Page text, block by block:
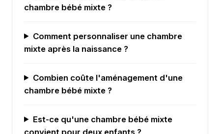
chambre bébé mixte ?
Comment personnaliser une chambre
mixte après la naissance ?
Combien coûte l'aménagement d'une
chambre bébé mixte ?
Est-ce qu'une chambre bébé mixte
convient pour deux enfants ?